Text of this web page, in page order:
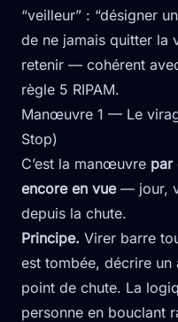
“veilleur” : “désigner
de ne jamais quitter la
retenir — cohérent
règle 5 RIPAM.
Manœuvre 1 — Le
Stop)
C’est la manœuvre par
encore en vue— jour,
depuis la chute.
Principe. Virer barre
est tombée, décrire un
point de chute. La
personne en bouclant